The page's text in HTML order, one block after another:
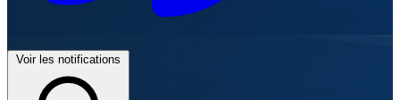
Voir les notifications